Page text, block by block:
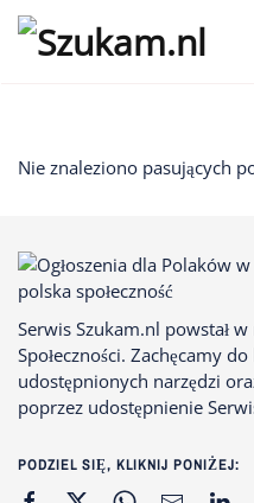
Przejdź do głównej treści
Nie znaleziono pasujących
Serwis Szukam.nl powstał
Społeczności. Zachęcamy
udostępnionych narzędzi
poprzez udostępnienie
PODZIEL SIĘ, KLIKNIJ PONIŻEJ: